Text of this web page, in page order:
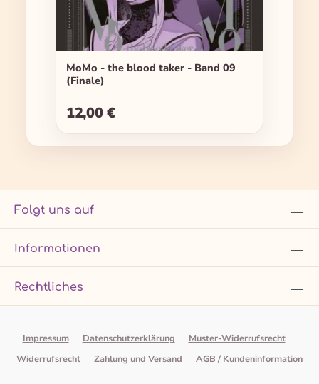
MoMo - the blood taker - Band 09
(Finale)
Regulärer Preis:
12,00 €
Folgt uns auf
Informationen
Rechtliches
Impressum Datenschutzerklärung
Muster-Widerrufsrecht
Widerrufsrecht
Zahlung und Versand AGB / Kundeninformation